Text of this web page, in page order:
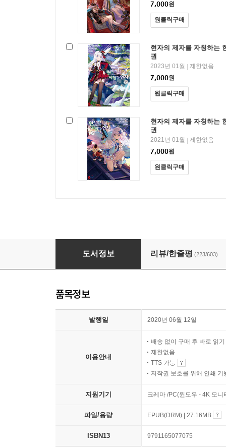
7,000원
원클릭구매
현자의 제자를 자칭하는
권
2023년 01월
제한없음
7,000원
원클릭구매
현자의 제자를 자칭하는
권
2021년 01월
제한없음
7,000원
원클릭구매
현자의 제자를 자칭하는 현자
도서정보 리뷰/한줄평 (223/603)
품목정보
발행일 2020년 06월 12일
이용안내
배송 없이 구매 후 바로 읽기
제한없음
TTS 가능
저작권 보호를 위해 인쇄 기
지원기기 크레마 /PC(윈도우 - 4K 모
파일/용량 EPUB(DRM) | 27.16MB
ISBN13 9791165077075